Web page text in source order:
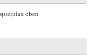
oben